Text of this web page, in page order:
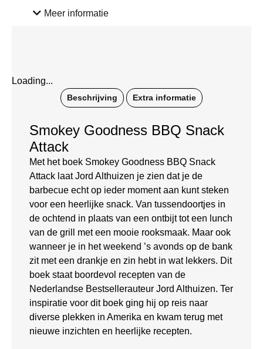
Meer informatie
Loading...
Beschrijving Extra informatie
Smokey Goodness BBQ Snack
Attack
Met het boek Smokey Goodness BBQ Snack
Attack laat Jord Althuizen je zien dat je de
barbecue echt op ieder moment aan kunt steken
voor een heerlijke snack. Van tussendoortjes in
de ochtend in plaats van een ontbijt tot een lunch
van de grill met een mooie rooksmaak. Maar ook
wanneer je in het weekend ’s avonds op de bank
zit met een drankje en zin hebt in wat lekkers. Dit
boek staat boordevol recepten van de
Nederlandse Bestsellerauteur Jord Althuizen. Ter
inspiratie voor dit boek ging hij op reis naar
diverse plekken in Amerika en kwam terug met
nieuwe inzichten en heerlijke recepten.